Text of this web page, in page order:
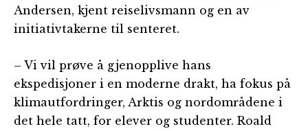
Andersen, kjent reiselivsmann og en av
initiativtakerne til senteret.
– Vi vil prøve å gjenopplive hans
ekspedisjoner i en moderne drakt, ha fokus på
klimautfordringer, Arktis og nordområdene i
det hele tatt, for elever og studenter. Roald